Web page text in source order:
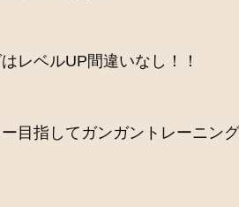
レベルUP間違いなし！！
目指してガンガントレーニン